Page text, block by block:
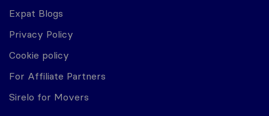
Expat Blogs
Privacy Policy
Cookie policy
For Affiliate Partners
Sirelo for Movers